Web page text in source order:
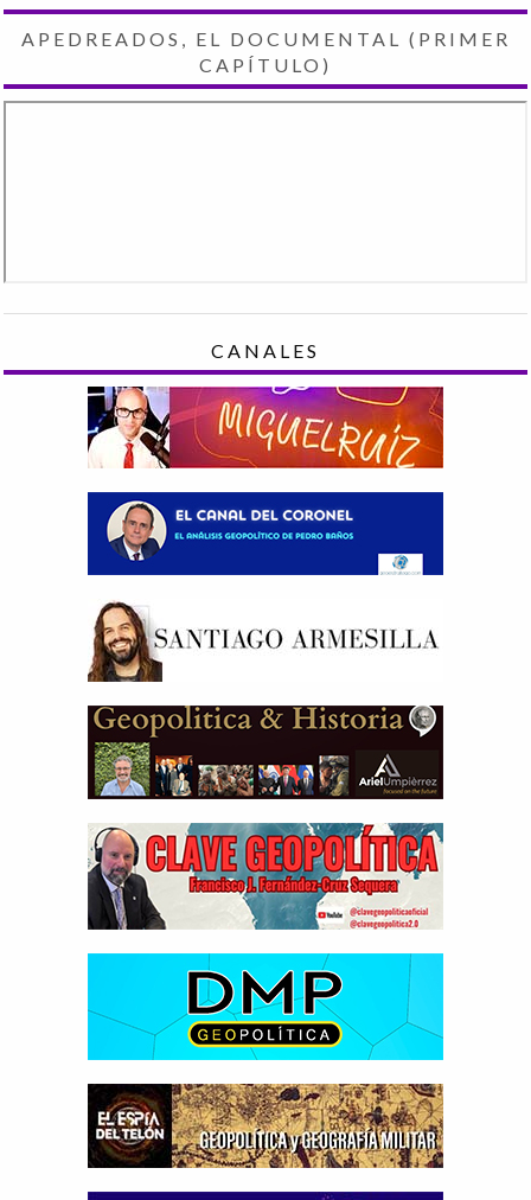
APEDREADOS, EL DOCUMENTAL (PRIMER
CAPÍTULO)
CANALES